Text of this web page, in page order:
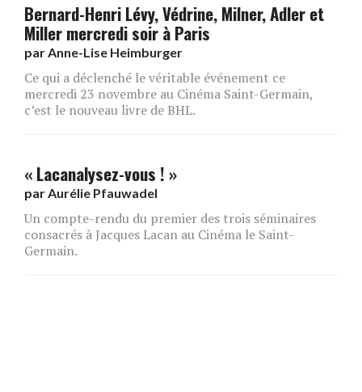
Bernard-Henri Lévy, Védrine, Milner, Adler et
Miller mercredi soir à Paris
parAnne-Lise Heimburger
Ce qui a déclenché le véritable événement ce
mercredi 23 novembre au Cinéma Saint-Germain,
c’est le nouveau livre de BHL.
« Lacanalysez-vous ! »
parAurélie Pfauwadel
Un compte-rendu du premier des trois séminaires
consacrés à Jacques Lacan au Cinéma le Saint-
Germain.